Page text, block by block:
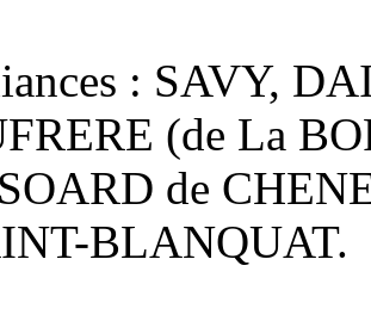
: SAVY,
(de La
de
BLANQUAT.